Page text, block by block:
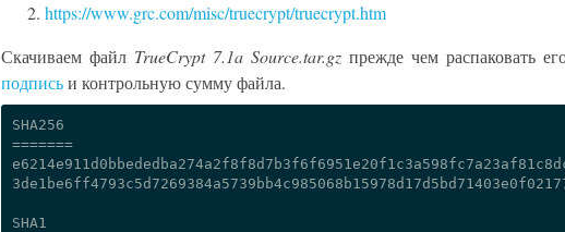
https://www.grc.com/misc/truecrypt/truecrypt.htm
Скачиваем файл TrueCrypt 7.1a Source.tar.gz прежде чем распаковать
подписьи контрольную сумму файла.
SHA256
=======
SHA1